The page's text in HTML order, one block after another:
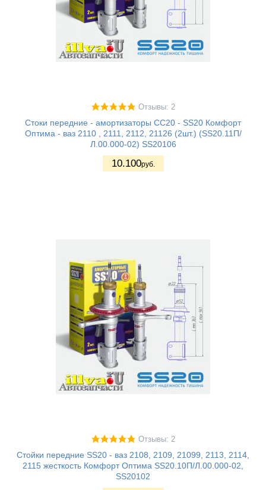
Отзывы: 2
Стоки передние - амортизаторы СС20 - SS20 Комфорт
Оптима - ваз 2110 , 2111, 2112, 21126 (2шт.) (SS20.11П/
Л.00.000-02) SS20106
10.100руб.
Отзывы: 2
Стойки передние SS20 - ваз 2108, 2109, 21099, 2113, 2114,
2115 жесткость Комфорт Оптима SS20.10П/Л.00.000-02,
SS20102